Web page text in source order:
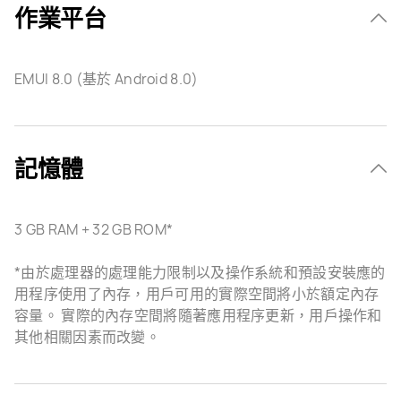
作業平台
EMUI 8.0 (基於 Android 8.0)
記憶體
3 GB RAM + 32 GB ROM*
*由於處理器的處理能力限制以及操作系統和預設安裝應的
用程序使用了內存，用戶可用的實際空間將小於額定內存
容量。 實際的內存空間將隨著應用程序更新，用戶操作和
其他相關因素而改變。